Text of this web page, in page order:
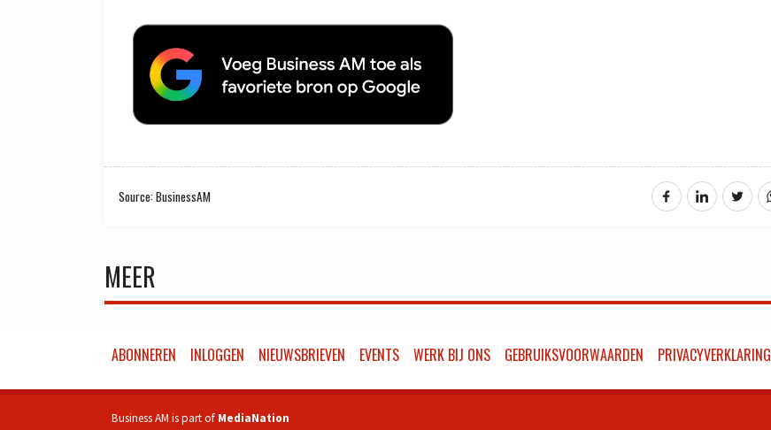
Source: BusinessAM
MEER
ABONNEREN INLOGGEN NIEUWSBRIEVEN EVENTS WERK BIJ ONS GEBRUIKSVOORWAARDEN PRIVACYVERKLARING
Business AM is part of MediaNation